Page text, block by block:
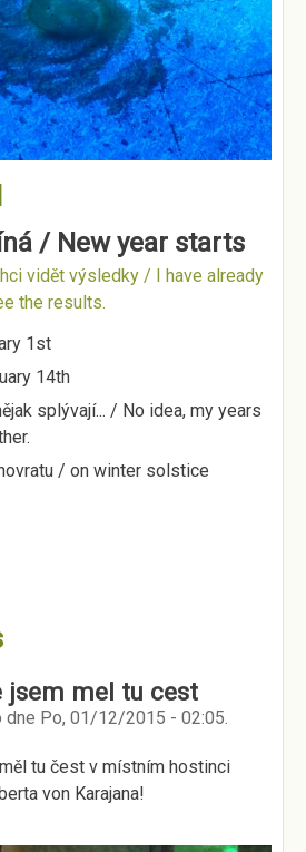
/ New year starts
vidět výsledky / I have already
the results.
1st
14th
splývají... / No idea, my years
/ on winter solstice
jsem mel tu cest
dne Po, 01/12/2015 - 02:05.
tu čest v místním hostinci
von Karajana!